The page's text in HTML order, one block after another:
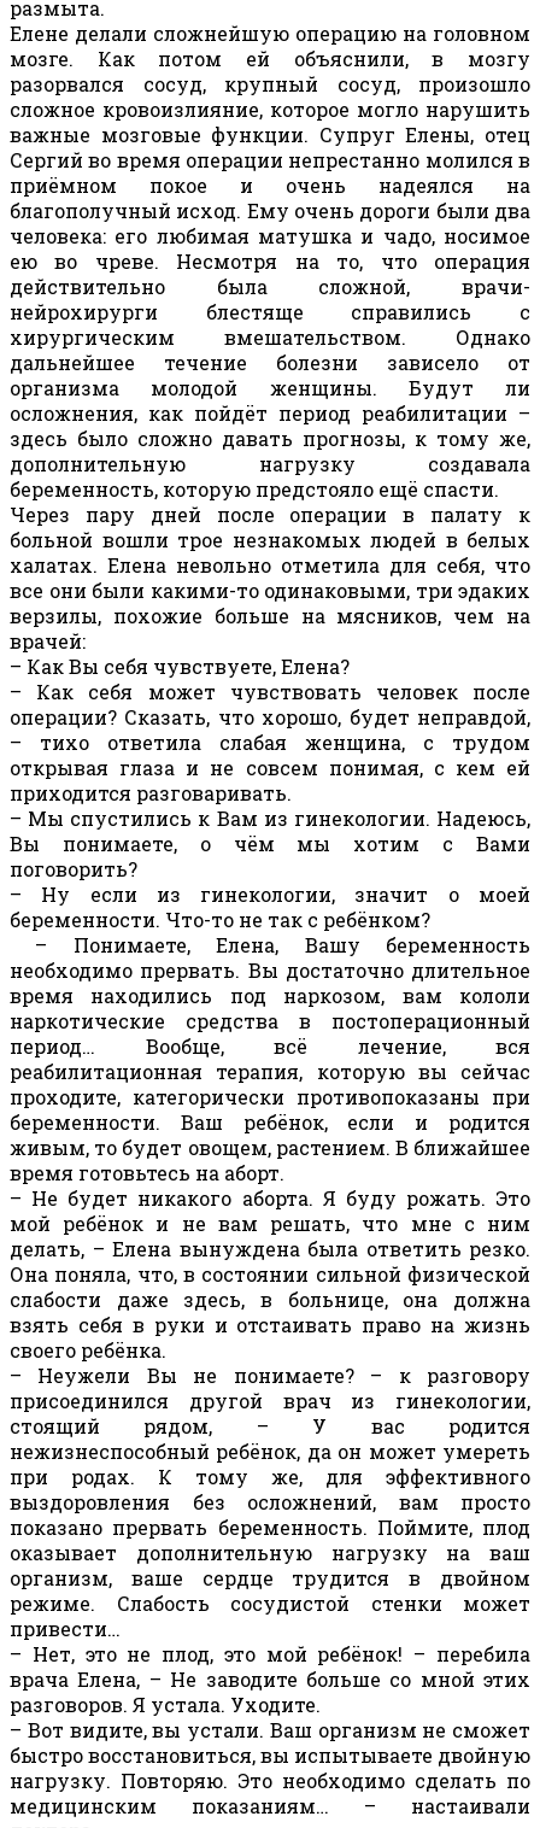
размыта.
Елене делали сложнейшую операцию на головном
мозге. Как потом ей объяснили, в мозгу
разорвался сосуд, крупный сосуд, произошло
сложное кровоизлияние, которое могло нарушить
важные мозговые функции. Супруг Елены, отец
Сергий во время операции непрестанно молился в
приёмном покое и очень надеялся на
благополучный исход. Ему очень дороги были два
человека: его любимая матушка и чадо, носимое
ею во чреве. Несмотря на то, что операция
действительно была сложной, врачи-
нейрохирурги блестяще справились с
хирургическим вмешательством. Однако
дальнейшее течение болезни зависело от
организма молодой женщины. Будут ли
осложнения, как пойдёт период реабилитации –
здесь было сложно давать прогнозы, к тому же,
дополнительную нагрузку создавала
беременность, которую предстояло ещё спасти.
Через пару дней после операции в палату к
больной вошли трое незнакомых людей в белых
халатах. Елена невольно отметила для себя, что
все они были какими-то одинаковыми, три эдаких
верзилы, похожие больше на мясников, чем на
врачей:
– Как Вы себя чувствуете, Елена?
– Как себя может чувствовать человек после
операции? Сказать, что хорошо, будет неправдой,
– тихо ответила слабая женщина, с трудом
открывая глаза и не совсем понимая, с кем ей
приходится разговаривать.
– Мы спустились к Вам из гинекологии. Надеюсь,
Вы понимаете, о чём мы хотим с Вами
поговорить?
– Ну если из гинекологии, значит о моей
беременности. Что-то не так с ребёнком?
– Понимаете, Елена, Вашу беременность
необходимо прервать. Вы достаточно длительное
время находились под наркозом, вам кололи
наркотические средства в постоперационный
период… Вообще, всё лечение, вся
реабилитационная терапия, которую вы сейчас
проходите, категорически противопоказаны при
беременности. Ваш ребёнок, если и родится
живым, то будет овощем, растением. В ближайшее
время готовьтесь на аборт.
– Не будет никакого аборта. Я буду рожать. Это
мой ребёнок и не вам решать, что мне с ним
делать, – Елена вынуждена была ответить резко.
Она поняла, что, в состоянии сильной физической
слабости даже здесь, в больнице, она должна
взять себя в руки и отстаивать право на жизнь
своего ребёнка.
– Неужели Вы не понимаете? – к разговору
присоединился другой врач из гинекологии,
стоящий рядом, – У вас родится
нежизнеспособный ребёнок, да он может умереть
при родах. К тому же, для эффективного
выздоровления без осложнений, вам просто
показано прервать беременность. Поймите, плод
оказывает дополнительную нагрузку на ваш
организм, ваше сердце трудится в двойном
режиме. Слабость сосудистой стенки может
привести…
– Нет, это не плод, это мой ребёнок! – перебила
врача Елена, – Не заводите больше со мной этих
разговоров. Я устала. Уходите.
– Вот видите, вы устали. Ваш организм не сможет
быстро восстановиться, вы испытываете двойную
нагрузку. Повторяю. Это необходимо сделать по
медицинским показаниям… – настаивали